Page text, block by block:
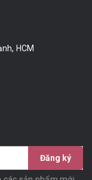
HCM
Đăng ký